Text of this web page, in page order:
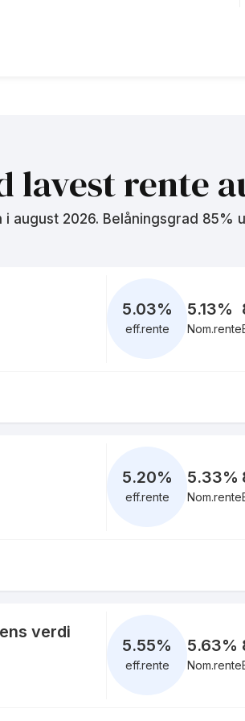
4.92%
lavest rente
i august 2026. Belåningsgrad 85%
5.03%
eff.rente
5.13%
Nom.rente
5.20%
eff.rente
5.33%
Nom.rente
verdi
5.55%
eff.rente
5.63%
Nom.rente